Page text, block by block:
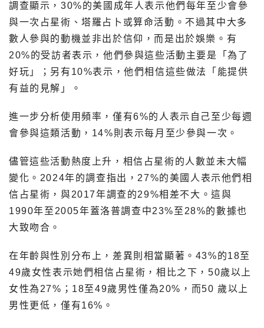
調查顯示，30%的美國成年人表示他們每年至少會參
與一次占星術、塔羅占卜或算命活動。不過其中大多
數人參與的動機並非出於信仰，而是出於娛樂。有
20%的受訪者表示，他們參與這些活動主要是「為了
好玩」；另有10%表示，他們相信這些做法「能提供
有益的見解」。
進一步分析使用頻率，僅有6%的人表示自己至少每週
會參與這類活動，14%則表示每月至少參與一次。
儘管這些活動熱度上升，相信占星術的人數並未大幅
變化。2024年的調查指出，27%的美國人表示他們相
信占星術，與2017年調查的29%相差不大。這與
1990年至2005年蓋洛普調查中23%至28%的數據也
大致吻合。
在年齡與性別分布上，差異則相當顯著。43%的18至
49歲女性表示她們相信占星術，相比之下，50歲以上
女性為27%；18至49歲男性僅為20%，而50 歲以上
男性更低，僅有16%。